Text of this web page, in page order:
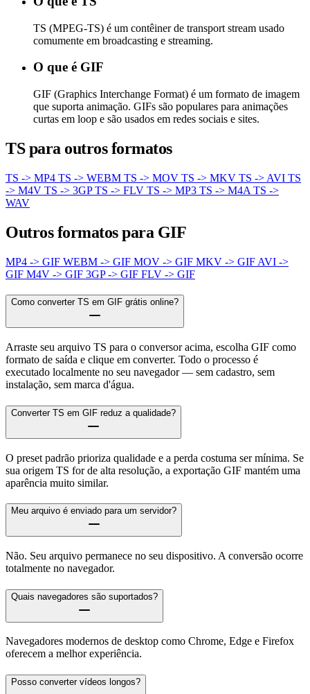
TS (MPEG-TS) é um contêiner de transport stream usado
comumente em broadcasting e streaming.
O que é GIF
GIF (Graphics Interchange Format) é um formato de imagem
que suporta animação. GIFs são populares para animações
curtas em loop e são usados em redes sociais e sites.
TS para outros formatos
TS -> MP4 TS -> WEBM TS -> MOV TS -> MKV TS -> AVI TS
-> M4V TS -> 3GPTS -> FLV TS -> MP3 TS -> M4A TS ->
WAV
Outros formatos para GIF
MP4 -> GIF WEBM -> GIF MOV -> GIF MKV -> GIF AVI ->
GIF M4V -> GIF 3GP -> GIF FLV -> GIF
Como converter TS em GIF grátis online?
Arraste seu arquivo TS para o conversor acima, escolha GIF como
formato de saída e clique em converter. Todo o processo é
executado localmente no seu navegador — sem cadastro, sem
instalação, sem marca d'água.
Converter TS em GIF reduz a qualidade?
O preset padrão prioriza qualidade e a perda costuma ser mínima. Se
sua origem TS for de alta resolução, a exportação GIF mantém uma
aparência muito similar.
Meu arquivo é enviado para um servidor?
Não. Seu arquivo permanece no seu dispositivo. A conversão ocorre
totalmente no navegador.
Quais navegadores são suportados?
Navegadores modernos de desktop como Chrome, Edge e Firefox
oferecem a melhor experiência.
Posso converter vídeos longos?